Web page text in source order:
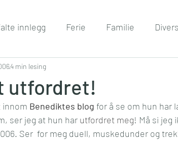
innlegg Ferie Familie
Boligdrøm
Kommunikasjon Interiør Jobb
utfordret!
4 min lesing
Benediktes blog for å se om hun har
ser jeg at hun har utfordret meg! Må si jeg
Ser  for meg duell, muskedunder og